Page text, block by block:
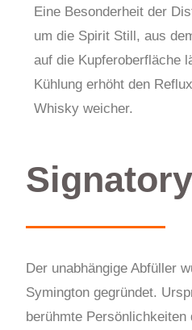
Eine Besonderheit der
um die Spirit Still, aus
auf die Kupferoberfläche
Kühlung erhöht den
Whisky weicher.
Der unabhängige Abfüller
Symington gegründet.
berühmte Persönlichkeiten